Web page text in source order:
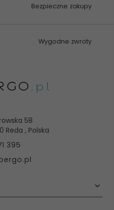
Bezpieczne zakupy
Wygodne zwroty
58
Reda , Polska
395